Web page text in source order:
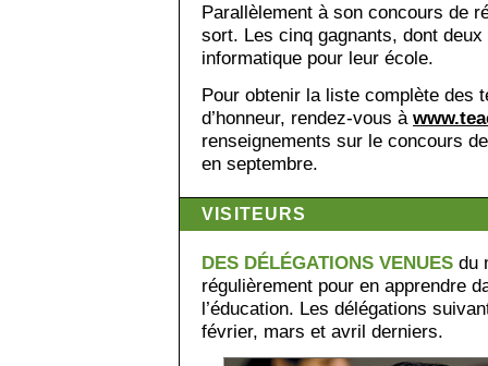
Parallèlement à son concours de
sort. Les cinq gagnants, dont
informatique pour leur école.
Pour obtenir la liste complète des
d’honneur, rendez-vous à
renseignements sur le concours
en septembre.
VISITEURS
DES DÉLÉGATIONS VENUES du
régulièrement pour en apprendre
l’éducation. Les délégations
février, mars et avril derniers.